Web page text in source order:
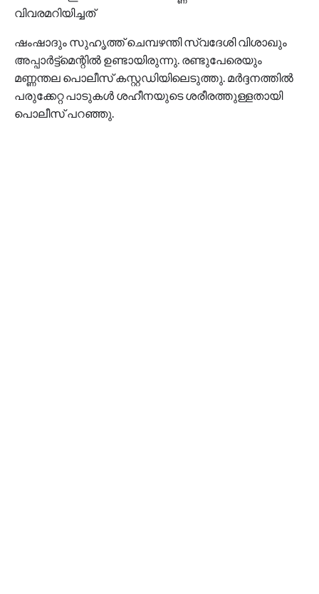
വിവരമറിയിച്ചത്
ഷംഷാദും സുഹൃത്ത് ചെമ്പഴന്തി സ്വദേശി വിശാഖും
അപ്പാർട്ട്മെന്റിൽ ഉണ്ടായിരുന്നു. രണ്ടുപേരെയും
മണ്ണന്തല പൊലീസ് കസ്റ്റഡിയിലെടുത്തു. മർദ്ദനത്തിൽ
പരുക്കേറ്റ പാടുകൾ ശഹീനയുടെ ശരീരത്തുള്ളതായി
പൊലീസ് പറഞ്ഞു.